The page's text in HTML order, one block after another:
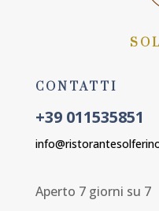
CONTATTI
+39 011535851
Aperto 7 giorni su 7